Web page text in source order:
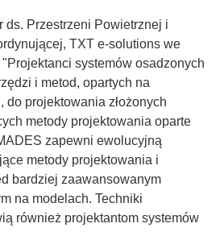
ds. Przestrzeni Powietrznej i
TXT e-solutions we
"Projektanci systemów osadzonych
i metod, opartych na
do projektowania złożonych
metody projektowania oparte
zapewni ewolucyjną
metody projektowania i
bardziej zaawansowanym
na modelach. Techniki
również projektantom systemów